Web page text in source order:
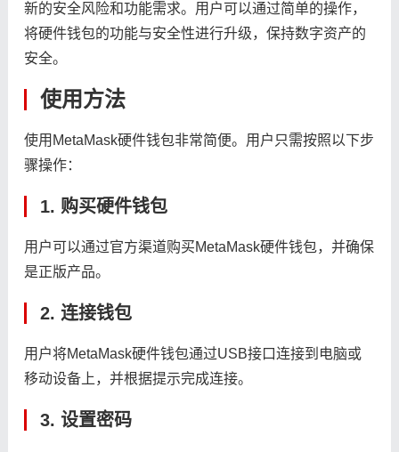
新的安全风险和功能需求。用户可以通过简单的操作，
将硬件钱包的功能与安全性进行升级，保持数字资产的
安全。
使用方法
使用MetaMask硬件钱包非常简便。用户只需按照以下步
骤操作：
1. 购买硬件钱包
用户可以通过官方渠道购买MetaMask硬件钱包，并确保
是正版产品。
2. 连接钱包
用户将MetaMask硬件钱包通过USB接口连接到电脑或
移动设备上，并根据提示完成连接。
3. 设置密码